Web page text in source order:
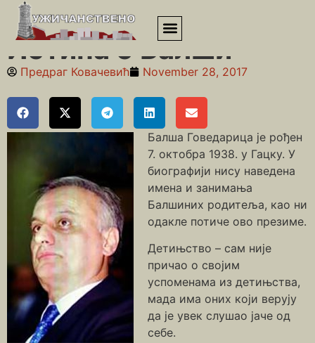
Почетна»Државници и политичари»
Истина о Балши
Предраг Ковачевић November 28, 2017
Балша Говедарица је рођен
7. октобра 1938. у Гацку. У
биографији нису наведена
имена и занимања
Балшиних родитеља, као ни
одакле потиче ово презиме.
Детињство – сам није
причао о својим
успоменама из детињства,
мада има оних који верују
да је увек слушао јаче од
себе.